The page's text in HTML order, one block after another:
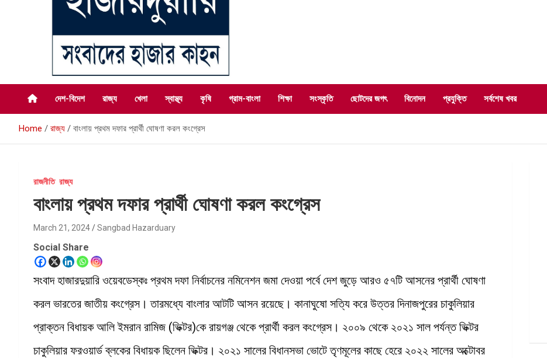
সংবাদ হাজারদুয়ারি
সংবাদের হাজার কাহন
দেশ-বিদেশ
রাজ্য খেলা স্বাস্থ্য কৃষি গ্রাম-বাংলা শিক্ষা সংস্কৃতি ছোটদের জগৎ বিনোদন প্রযুক্তি সর্বশেষ খবর
Home রাজ্য বাংলায় প্রথম দফার প্রার্থী ঘোষণা করল কংগ্রেস
রাজনীতি রাজ্য
বাংলায় প্রথম দফার প্রার্থী ঘোষণা করল কংগ্রেস
March 21, 2024 Sangbad Hazarduary
Social Share
সংবাদ হাজারদুয়ারি ওয়েবডেস্কঃ প্রথম দফা নির্বাচনের নমিনেশন জমা দেওয়া পর্বে দেশ জুড়ে আরও ৫৭টি আসনের প্রার্থী ঘোষণা
করল ভারতের জাতীয় কংগ্রেস। তারমধ্যে বাংলার আটটি আসন রয়েছে। কানাঘুষো সত্যি করে উত্তর দিনাজপুরের চাকুলিয়ার
প্রাক্তন বিধায়ক আলি ইমরান রামিজ (ভিক্টর)কে রায়গঞ্জ থেকে প্রার্থী করল কংগ্রেস। ২০০৯ থেকে ২০২১ সাল পর্যন্ত ভিক্টর
চাকুলিয়ার ফরওয়ার্ড ব্লকের বিধায়ক ছিলেন ভিক্টর। ২০২১ সালের বিধানসভা ভোটে তৃণমূলের কাছে হেরে ২০২২ সালের অক্টোবর